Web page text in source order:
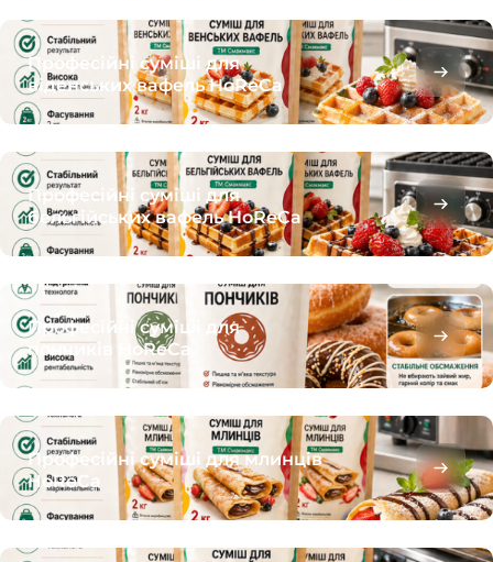
Професійні суміші для
віденських вафель HoReCa
Професійні суміші для
бельгійських вафель HoReCa
Професійні суміші для
пончиків HoReCa
Професійні суміші для млинців
HoReCa